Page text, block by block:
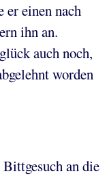
er einen nach
ihn an.
auch noch,
worden
an die